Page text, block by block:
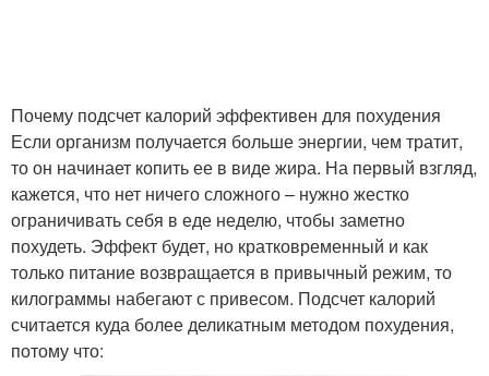
Почему подсчет калорий эффективен для похудения
Если организм получается больше энергии, чем тратит,
то он начинает копить ее в виде жира. На первый взгляд,
кажется, что нет ничего сложного – нужно жестко
ограничивать себя в еде неделю, чтобы заметно
похудеть. Эффект будет, но кратковременный и как
только питание возвращается в привычный режим, то
килограммы набегают с привесом. Подсчет калорий
считается куда более деликатным методом похудения,
потому что: